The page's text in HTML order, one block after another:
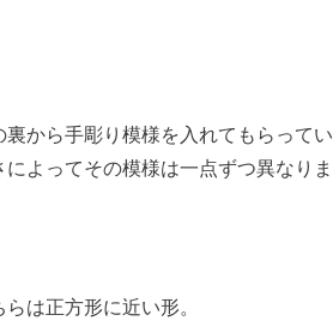
から手彫り模様を入れてもらってい
よってその模様は一点ずつ異なりま
は正方形に近い形。